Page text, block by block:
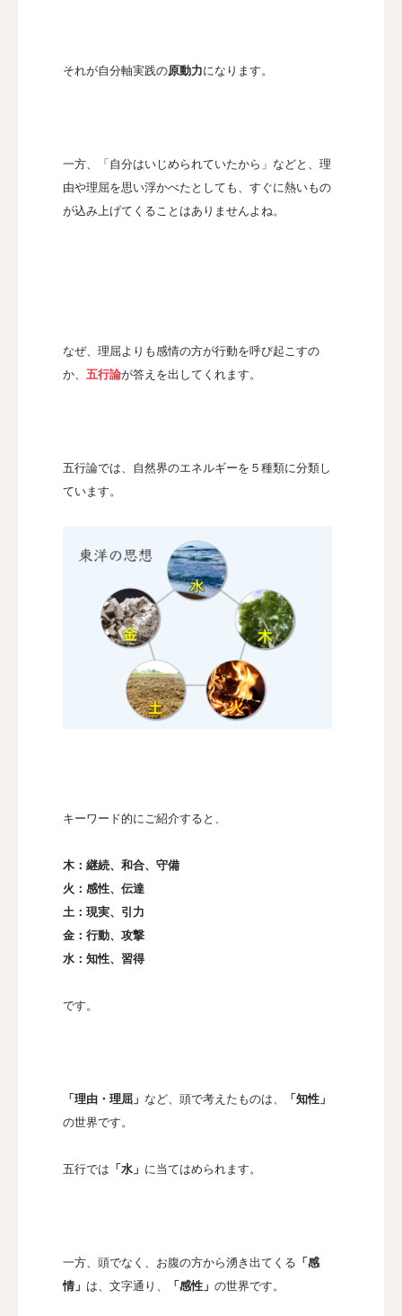
それが自分軸実践の原動力になります。
一方、「自分はいじめられていたから」などと、理
由や理屈を思い浮かべたとしても、すぐに熱いもの
が込み上げてくることはありませんよね。
なぜ、理屈よりも感情の方が行動を呼び起こすの
か、 五行論が答えを出してくれます。
五行論では、自然界のエネルギーを５種類に分類し
ています。
キーワード的にご紹介すると、
木：継続、和合、守備
火：感性、伝達
土：現実、引力
金：行動、攻撃
水：知性、習得
です。
「理由・理屈」 など、頭で考えたものは、
「知性」
の世界です。
五行では 「水」 に当てはめられます。
一方、頭でなく、お腹の方から湧き出てくる 「感
情」 は、文字通り、 「感性」 の世界です。